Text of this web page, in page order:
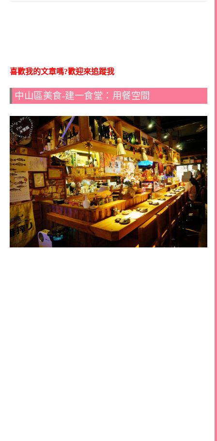
喜歡我的文章嗎?歡迎來追蹤我
中山區美食-建一食堂：用餐空間